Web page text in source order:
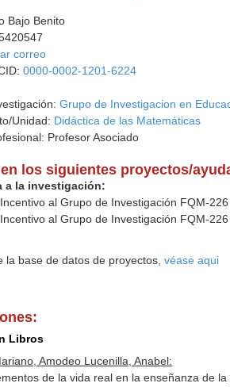
Bajo Benito
correo
0000-0002-1201-6224
Grupo de Investigacion en
Unidad: Didáctica de las Matemáticas
Profesor Asociado
los siguientes proyectos/
a la investigación:
Incentivo al Grupo de Investigación FQM-
Incentivo al Grupo de Investigación FQM-
la base de datos de proyectos,véase aqui
Libros
Amodeo Lucenilla, Anabel:
de la vida real en la enseñanza de